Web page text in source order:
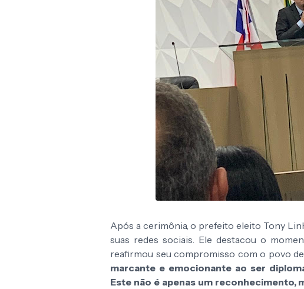
Após a cerimônia, o prefeito eleito Tony
suas redes sociais. Ele destacou o
reafirmou seu compromisso com o povo
marcante e emocionante ao ser
Este não é apenas um reconhecimento,